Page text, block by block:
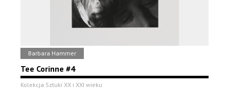
Barbara Hammer
Tee Corinne #4
Kolekcja Sztuki XX i XXI wieku